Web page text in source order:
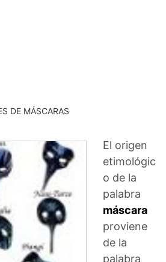
DE MÁSCARAS
El origen
etimológic
o de la
palabra
máscara
proviene
de la
palabra